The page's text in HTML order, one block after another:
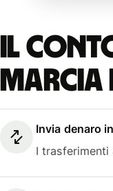
Il
marcia
Invia denaro
I trasferimenti